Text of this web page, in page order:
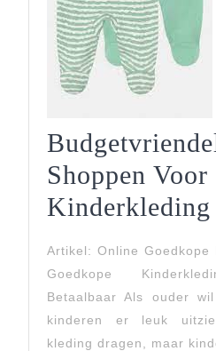
Shoppen
Kinderkleding
Artikel: Online Goedkope
Goedkope
Betaalbaar Als ouder
kinderen er leuk
kleding dragen, maar